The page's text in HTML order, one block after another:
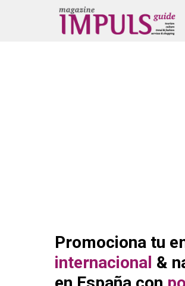
Promociona tu
internacional &